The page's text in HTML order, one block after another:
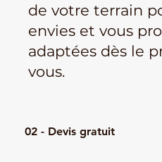
de votre terrain
envies et vous
adaptées dès le
vous.
02 - Devis gratuit